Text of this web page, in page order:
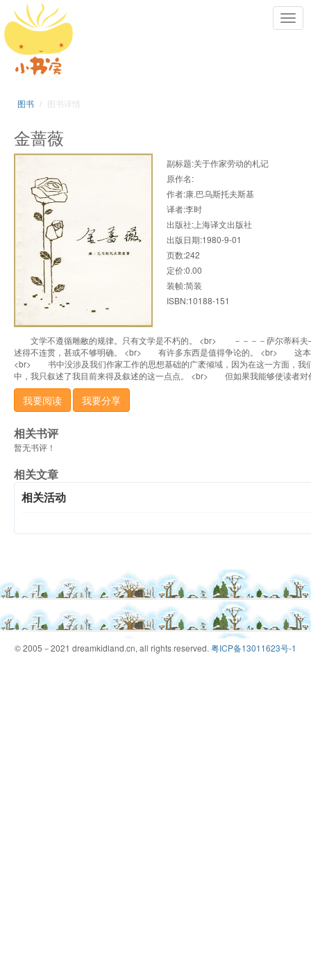
图书 图书详情
金蔷薇
副标题:关于作家劳动的札记
原作名:
作者:康.巴乌斯托夫斯基
译者:李时
出版社:上海译文出版社
出版日期:1980-9-01
页数:242
定价:0.00
装帧:简装
ISBN:10188-151
文学不遵循雕敝的规律。只有文学是不朽的。 <br> －－－－萨尔蒂
述得不连贯，甚或不够明确。 <br> 有许多东西是值得争论的。 <br> 这本
<br> 书中没涉及我们作家工作的思想基础的广袤倾域，因为在这一方面，
中，我只叙述了我目前来得及叙述的这一点点。 <br> 但如果我能够使读者对
我要阅读 我要分享
相关书评
暂无书评！
相关文章
相关活动
© 2005－2021 dreamkidland.cn, all rights reserved. 粤ICP备13011623号-1